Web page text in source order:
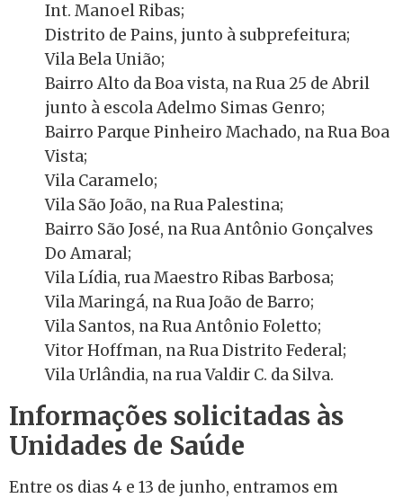
Int. Manoel Ribas;
Distrito de Pains, junto à subprefeitura;
Vila Bela União;
Bairro Alto da Boa vista, na Rua 25 de Abril
junto à escola Adelmo Simas Genro;
Bairro Parque Pinheiro Machado, na Rua Boa
Vista;
Vila Caramelo;
Vila São João, na Rua Palestina;
Bairro São José, na Rua Antônio Gonçalves
Do Amaral;
Vila Lídia, rua Maestro Ribas Barbosa;
Vila Maringá, na Rua João de Barro;
Vila Santos, na Rua Antônio Foletto;
Vitor Hoffman, na Rua Distrito Federal;
Vila Urlândia, na rua Valdir C. da Silva.
Informações solicitadas às
Unidades de Saúde
Entre os dias 4 e 13 de junho, entramos em